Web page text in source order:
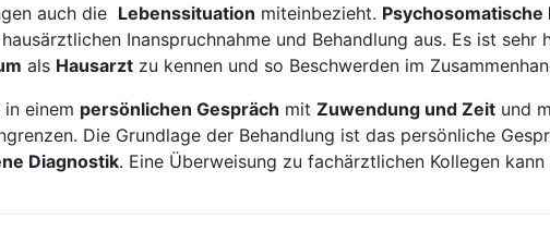
auch die Lebenssituation miteinbezieht.
Inanspruchnahme und Behandlung aus. Es ist sehr
als Hausarzt zu kennen und so Beschwerden im
einem persönlichen Gespräch mit Zuwendung und Zeit und
Die Grundlage der Behandlung ist das persönliche
Diagnostik. Eine Überweisung zu fachärztlichen Kollegen